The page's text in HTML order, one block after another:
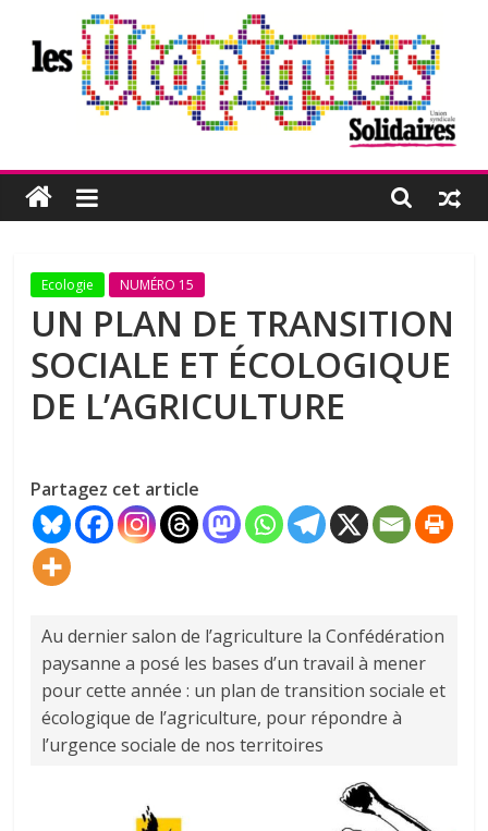
contenu
Les
Utopiques
Revue
réflexion
éditée
par
l'Union
Ecologie NUMÉRO 15
UN PLAN DE TRANSITION
SOCIALE ET ÉCOLOGIQUE
DE L’AGRICULTURE
Partagez cet article
Au dernier salon de l’agriculture la Confédération
paysanne a posé les bases d’un travail à mener
pour cette année : un plan de transition sociale et
écologique de l’agriculture, pour répondre à
l’urgence sociale de nos territoires